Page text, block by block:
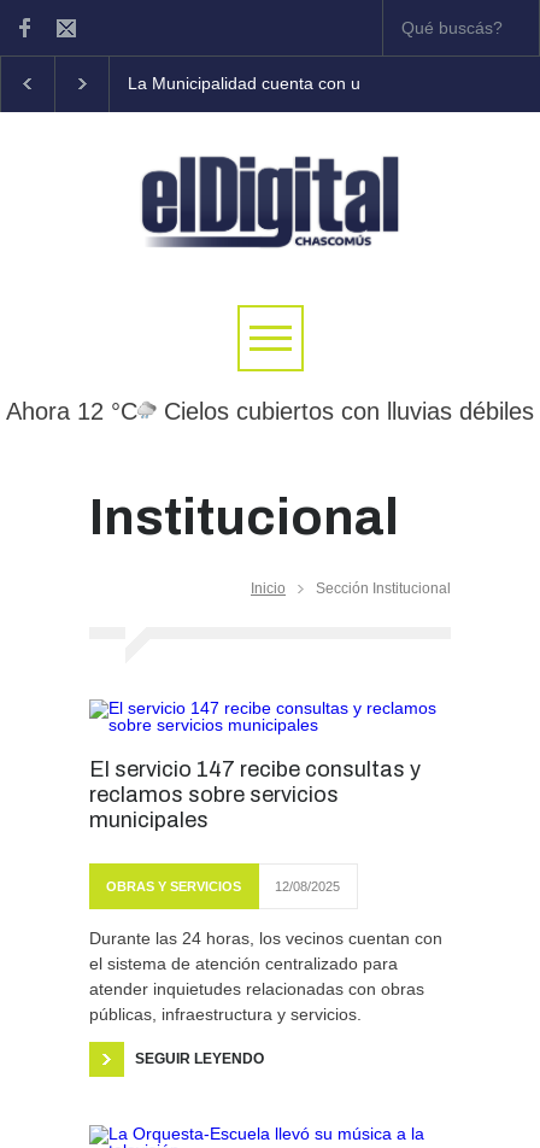
La Municipalidad cuenta con una guardia integrada
Ahora 12 °C Cielos cubiertos con lluvias débiles
Institucional
Inicio Sección Institucional
El servicio 147 recibe consultas y
reclamos sobre servicios
municipales
OBRAS Y SERVICIOS 12/08/2025
Durante las 24 horas, los vecinos cuentan con
el sistema de atención centralizado para
atender inquietudes relacionadas con obras
públicas, infraestructura y servicios.
SEGUIR LEYENDO